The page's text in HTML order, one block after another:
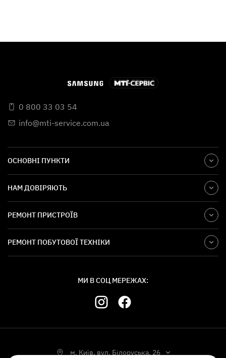
0 800 33 03 54
info@mti-service.com.ua
ОСНОВНІ ПУНКТИ
НАМ ДОВІРЯЮТЬ
РЕМОНТ ПРИСТРОЇВ
РЕМОНТ ПОБУТОВОЇ ТЕХНІКИ
МИ В СОЦ МЕРЕЖАХ:
м. Київ, вул. Білоруська, 26